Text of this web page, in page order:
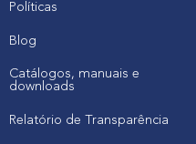
Políticas
Blog
Catálogos, manuais e
downloads
Relatório de Transparência